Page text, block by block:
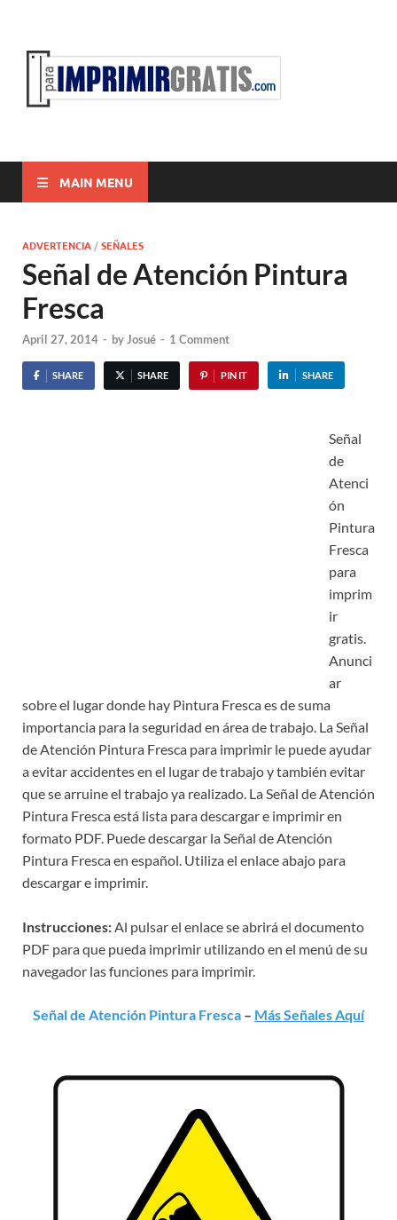
MAIN MENU
ADVERTENCIA /SEÑALES
Señal de Atención Pintura
Fresca
April 27, 2014 - byJosué - 1 Comment
SHARE SHARE PIN IT SHARE
Señal
de
Atenci
ón
Pintura
Fresca
para
imprim
ir
gratis.
Anunci
ar
sobre el lugar donde hay Pintura Fresca es de suma
importancia para la seguridad en área de trabajo. La Señal
de Atención Pintura Fresca para imprimir le puede ayudar
a evitar accidentes en el lugar de trabajo y también evitar
que se arruine el trabajo ya realizado. La Señal de Atención
Pintura Fresca está lista para descargar e imprimir en
formato PDF. Puede descargar la Señal de Atención
Pintura Fresca en español. Utiliza el enlace abajo para
descargar e imprimir.
Instrucciones:Al pulsar el enlace se abrirá el documento
PDF para que pueda imprimir utilizando en el menú de su
navegador las funciones para imprimir.
Señal de Atención Pintura Fresca – Más Señales Aquí